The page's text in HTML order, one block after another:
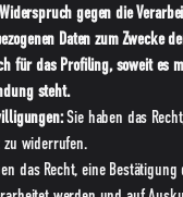
gegen die
Daten zum Zwecke
für das Profiling, soweit es
steht.
Sie haben das
zu widerrufen.
das Recht, eine